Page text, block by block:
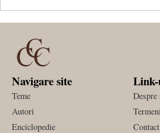
Navigare site
Teme
Autori
Enciclopedie
Despre
Contact